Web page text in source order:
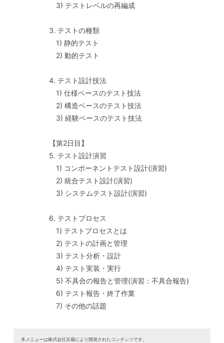
3) テストレベルの再編成
3. テストの種類
1) 静的テスト
2) 動的テスト
4. テスト設計技法
1) 仕様ベースのテスト技法
2) 構造ベースのテスト技法
3) 経験ベースのテスト技法
【第2日目】
5. テスト設計演習
1) コンポーネントテスト設計(演習)
2) 統合テスト設計(演習)
3) システムテスト設計(演習)
6. テストプロセス
1) テストプロセスとは
2) テストの計画と管理
3) テスト分析・設計
4) テスト実装・実行
5) 不具合の報告と管理(演習：不具合報告)
6) テスト報告・終了作業
7) その他の話題
本メニューは株式会社豆蔵により開発されたコンテンツです。